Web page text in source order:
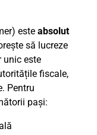
este absolut
să lucreze
unic este
fiscale,
Pentru
pași: